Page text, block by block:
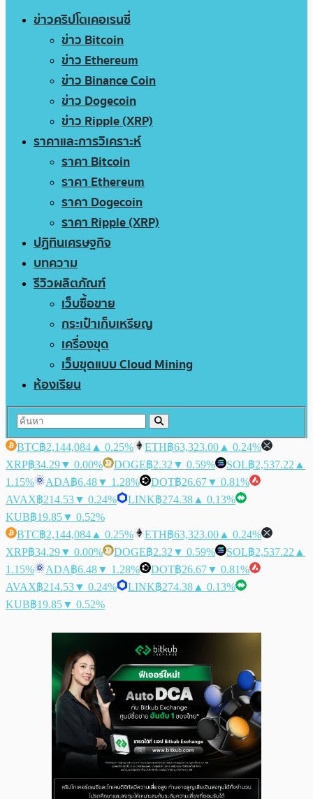
ข่าวคริปโตเคอเรนซี่
ข่าว Bitcoin
ข่าว Ethereum
ข่าว Binance Coin
ข่าว Dogecoin
ข่าว Ripple (XRP)
ราคาและการวิเคราะห์
ราคา Bitcoin
ราคา Ethereum
ราคา Dogecoin
ราคา Ripple (XRP)
ปฏิทินเศรษฐกิจ
บทความ
รีวิวผลิตภัณฑ์
เว็บซื้อขาย
กระเป๋าเก็บเหรียญ
เครื่องขุด
เว็บขุดแบบ Cloud Mining
ห้องเรียน
BTC฿2,144,084 ▲ 0.25% ETH฿63,323.00 ▲ 0.24%
XRP฿34.29▼ 0.00% DOGE฿2.32 ▼ 0.59% SOL฿2,537.22 ▲
1.15%
ADA฿6.48▼ 1.28% DOT฿26.67▼ 0.81%
AVAX฿214.53▼ 0.24% LINK฿274.38 ▲ 0.13%
KUB฿19.85▼ 0.52%
BTC฿2,144,084 ▲ 0.25% ETH฿63,323.00 ▲ 0.24%
XRP฿34.29▼ 0.00% DOGE฿2.32 ▼ 0.59% SOL฿2,537.22 ▲
1.15%
ADA฿6.48▼ 1.28% DOT฿26.67▼ 0.81%
AVAX฿214.53▼ 0.24% LINK฿274.38 ▲ 0.13%
KUB฿19.85▼ 0.52%